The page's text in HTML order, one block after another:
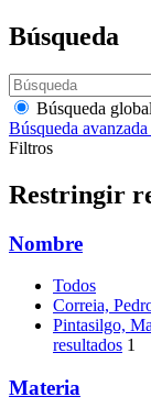
Búsqueda
Búsqueda global
Búsqueda avanzada
Filtros
Restringir
Nombre
Todos
Correia,
Pintasilgo,
resultados 1
Materia